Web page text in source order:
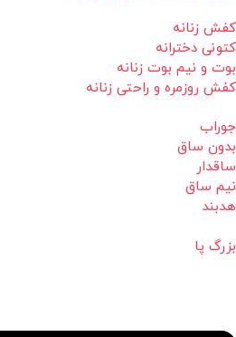
کفش زنانه
کتونی دخترانه
بوت و نیم بوت زنانه
کفش روزمره و راحتی زنانه
جوراب
بدون ساق
ساقدار
نیم ساق
هدبند
بزرگ پا